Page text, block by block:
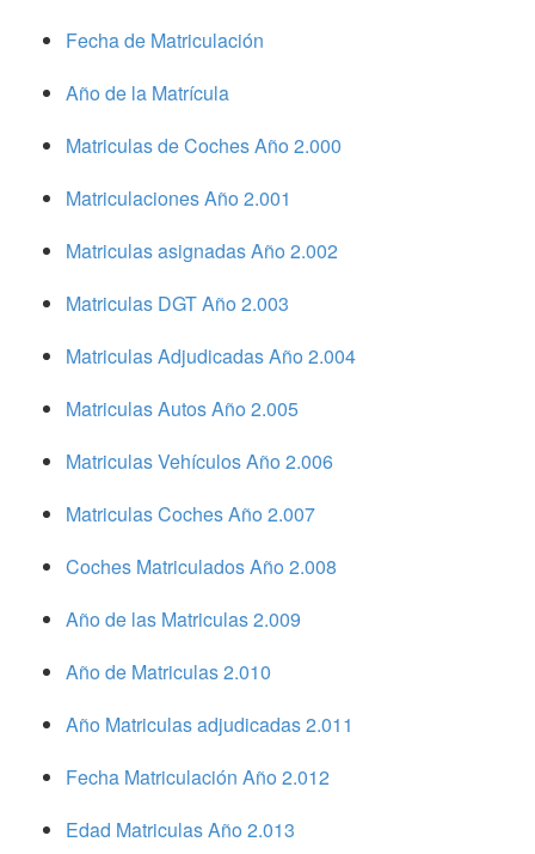
Fecha de Matriculación
Año de la Matrícula
Matriculas de Coches Año 2.000
Matriculaciones Año 2.001
Matriculas asignadas Año 2.002
Matriculas DGT Año 2.003
Matriculas Adjudicadas Año 2.004
Matriculas Autos Año 2.005
Matriculas Vehículos Año 2.006
Matriculas Coches Año 2.007
Coches Matriculados Año 2.008
Año de las Matriculas 2.009
Año de Matriculas 2.010
Año Matriculas adjudicadas 2.011
Fecha Matriculación Año 2.012
Edad Matriculas Año 2.013